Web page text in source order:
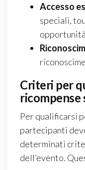
Accesso
speciali,
Criteri per
ricompense
Per qualificarsi
partecipanti
determinati
dell’evento.